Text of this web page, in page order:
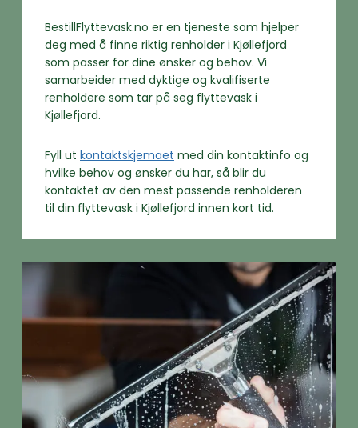
BestillFlyttevask.no er en tjeneste som hjelper
deg med å finne riktig renholder i Kjøllefjord
som passer for dine ønsker og behov. Vi
samarbeider med dyktige og kvalifiserte
renholdere som tar på seg flyttevask i
Kjøllefjord.
Fyll ut kontaktskjemaet med din kontaktinfo og
hvilke behov og ønsker du har, så blir du
kontaktet av den mest passende renholderen
til din flyttevask i Kjøllefjord innen kort tid.